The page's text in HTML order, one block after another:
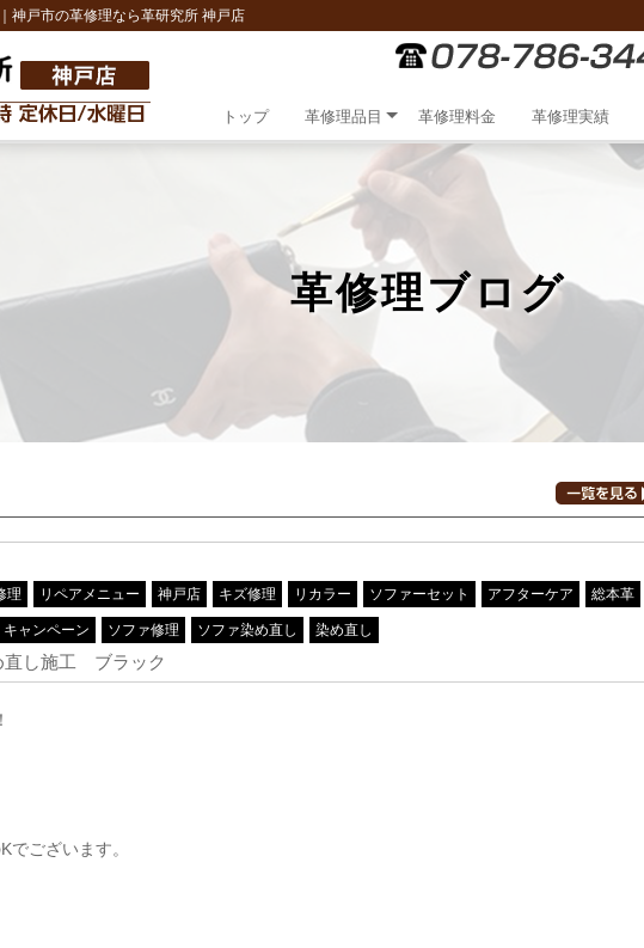
神戸市の革修理なら革研究所 神戸店
トップ 革修理品目 革修理料金 革修理実績
革修理ブログ
理 リペアメニュー 神戸店 キズ修理 リカラー ソファーセット アフターケア 総本革
キャンペーン ソファ修理 ソファ染め直し 染め直し
し施工 ブラック
でございます。